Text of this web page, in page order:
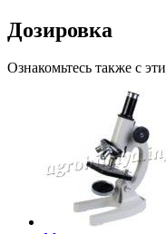
Дозировка
Ознакомьтесь также с